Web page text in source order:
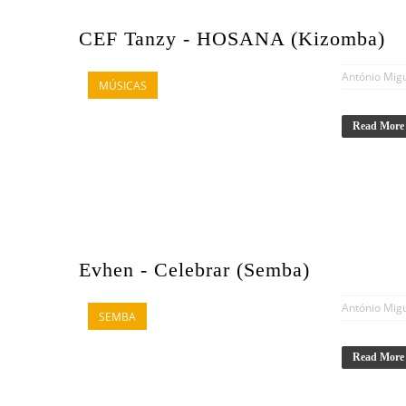
CEF Tanzy - HOSANA (Kizomba)
MÚSICAS
António
Read More
Evhen - Celebrar (Semba)
SEMBA
António
Read More